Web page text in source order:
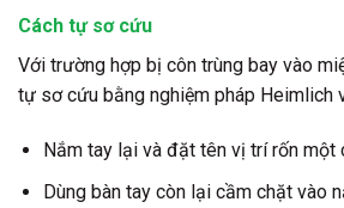
Cách tự sơ cứu
Với trường hợp bị côn trùng bay vào
tự sơ cứu bằng nghiệm pháp Heimlich
Nắm tay lại và đặt tên vị trí rốn một
Dùng bàn tay còn lại cầm chặt vào